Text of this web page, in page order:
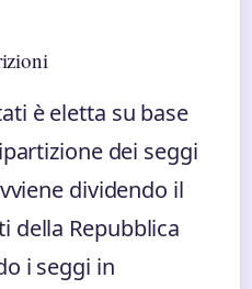
è eletta su base
dei seggi
dividendo il
della Repubblica
i seggi in